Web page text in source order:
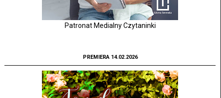
Patronat Medialny Czytaninki
PREMIERA 14.02.2026